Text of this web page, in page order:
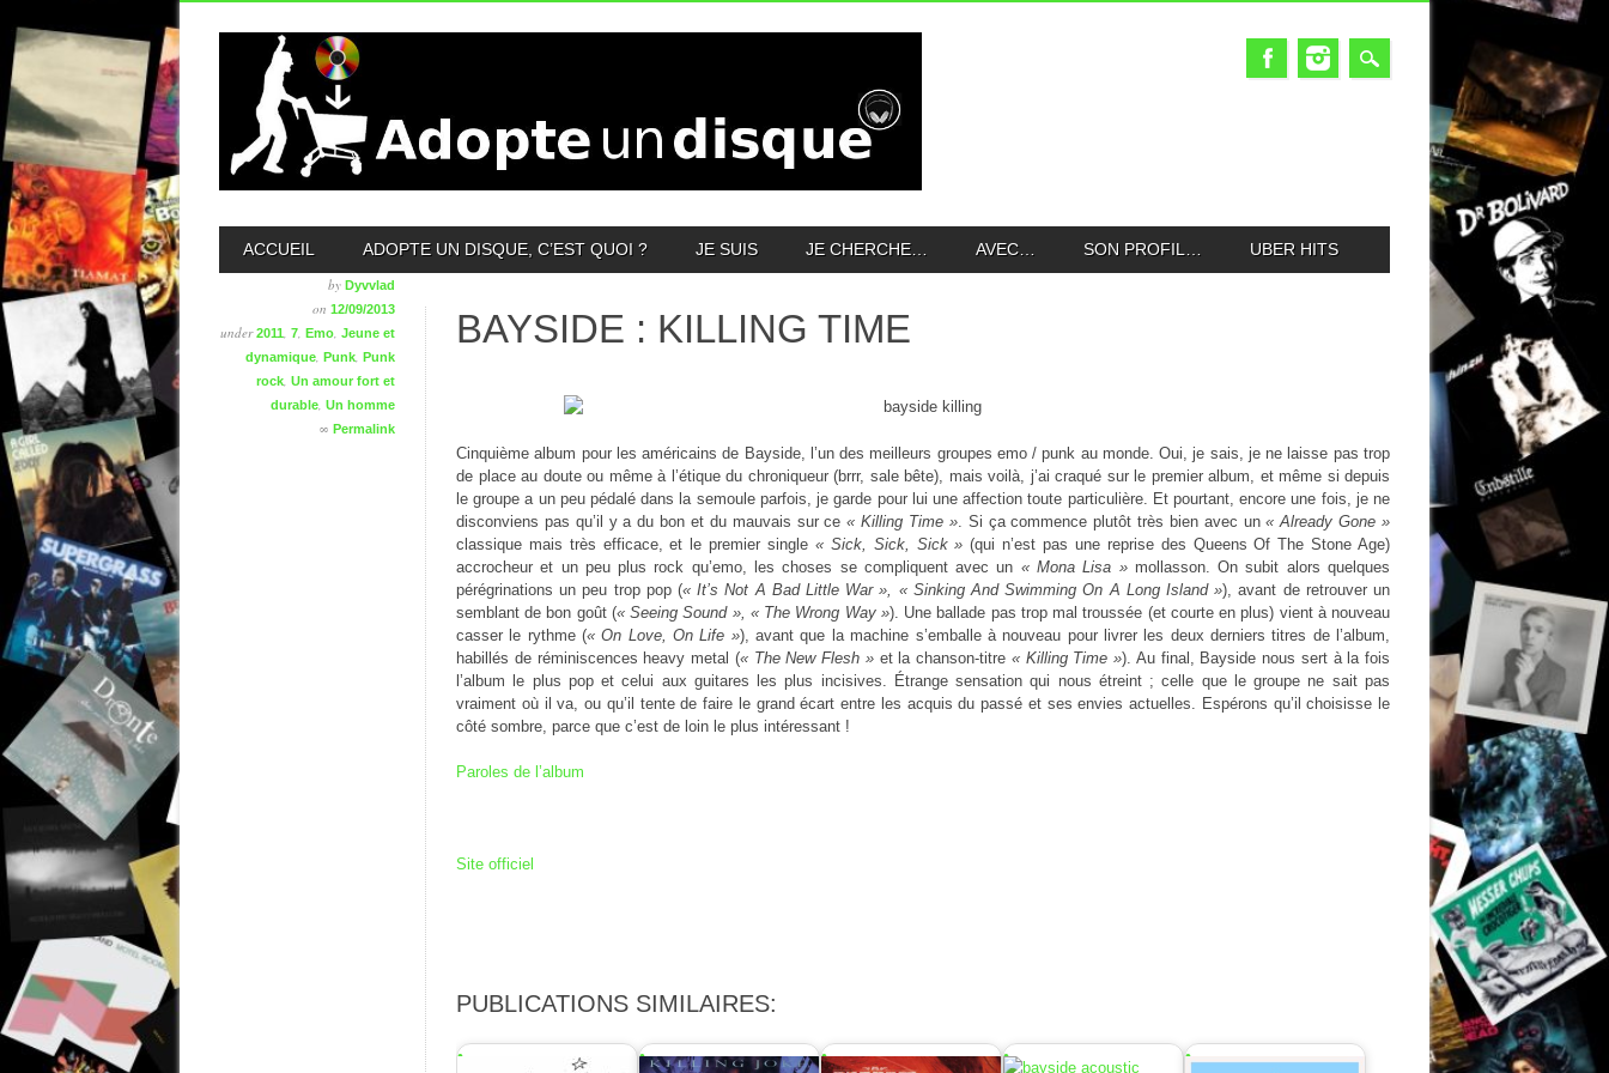
MAIN MENU
ACCUEIL ADOPTE UN DISQUE, C’EST QUOI ? JE SUIS JE CHERCHE… AVEC… SON PROFIL… UBER HITS
by Dyvvlad
on 12/09/2013
under2011 7 Emo Jeune et
dynamique Punk Punk
rock Un amour fort et
durable Un homme
∞ Permalink
BAYSIDE : KILLING TIME
Cinquième album pour les américains de Bayside, l’un des meilleurs groupes emo / punk au monde. Oui, je sais, je ne laisse pas trop
de place au doute ou même à l’étique du chroniqueur (brrr, sale bête), mais voilà, j’ai craqué sur le premier album, et même si depuis
le groupe a un peu pédalé dans la semoule parfois, je garde pour lui une affection toute particulière. Et pourtant, encore une fois, je ne
disconviens pas qu’il y a du bon et du mauvais sur ce« Killing Time ». Si ça commence plutôt très bien avec un« Already Gone »
classique mais très efficace, et le premier single « Sick, Sick, Sick » (qui n’est pas une reprise des Queens Of The Stone Age)
accrocheur et un peu plus rock qu’emo, les choses se compliquent avec un « Mona Lisa »mollasson. On subit alors quelques
pérégrinations un peu trop pop (« It’s Not A Bad Little War », « Sinking And Swimming On A Long Island »), avant de retrouver un
semblant de bon goût (« Seeing Sound », « The Wrong Way »). Une ballade pas trop mal troussée (et courte en plus) vient à nouveau
casser le rythme (« On Love, On Life »), avant que la machine s’emballe à nouveau pour livrer les deux derniers titres de l’album,
habillés de réminiscences heavy metal (« The New Flesh »et la chanson-titre « Killing Time »). Au final, Bayside nous sert à la fois
l’album le plus pop et celui aux guitares les plus incisives. Étrange sensation qui nous étreint ; celle que le groupe ne sait pas
vraiment où il va, ou qu’il tente de faire le grand écart entre les acquis du passé et ses envies actuelles. Espérons qu’il choisisse le
côté sombre, parce que c’est de loin le plus intéressant !
Paroles de l’album
Site officiel
PUBLICATIONS SIMILAIRES: